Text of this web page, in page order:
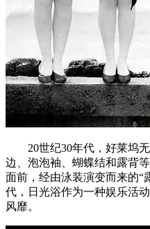
20世纪30年代，好莱坞无
边、泡泡袖、蝴蝶结和露背
面前，经由泳装演变而来的“
代，日光浴作为一种娱乐活
风靡。